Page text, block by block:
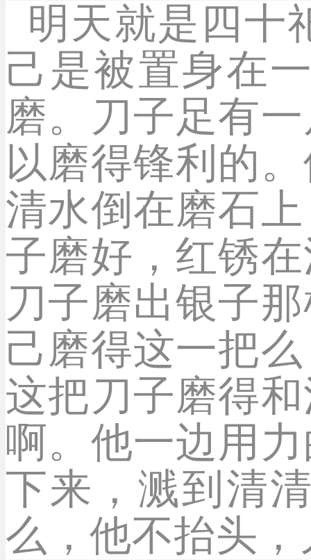
明天就是四十
己是被置身在
磨。刀子足有
以磨得锋利的
清水倒在磨石
子磨好，红锈
刀子磨出银子
己磨得这一把
这把刀子磨得
啊。他一边用
下来，溅到清
么，他不抬头